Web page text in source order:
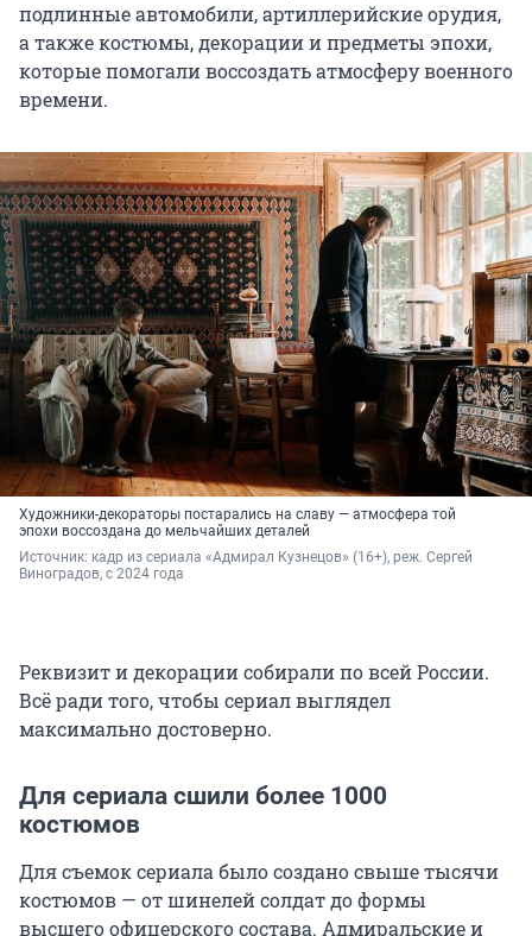
подлинные автомобили, артиллерийские орудия,
а также костюмы, декорации и предметы эпохи,
которые помогали воссоздать атмосферу военного
времени.
Художники-декораторы постарались на славу — атмосфера той
эпохи воссоздана до мельчайших деталей
Источник: кадр из сериала «Адмирал Кузнецов» (16+), реж. Сергей
Виноградов, с 2024 года
Реквизит и декорации собирали по всей России.
Всё ради того, чтобы сериал выглядел
максимально достоверно.
Для сериала сшили более 1000
костюмов
Для съемок сериала было создано свыше тысячи
костюмов — от шинелей солдат до формы
высшего офицерского состава. Адмиральские и